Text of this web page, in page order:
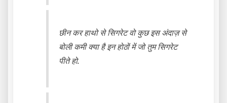
छीन कर हाथो से सिगरेट वो कुछ इस अंदाज़ से
बोली कमी क्या है इन होठों में जो तुम सिगरेट
पीते हो.